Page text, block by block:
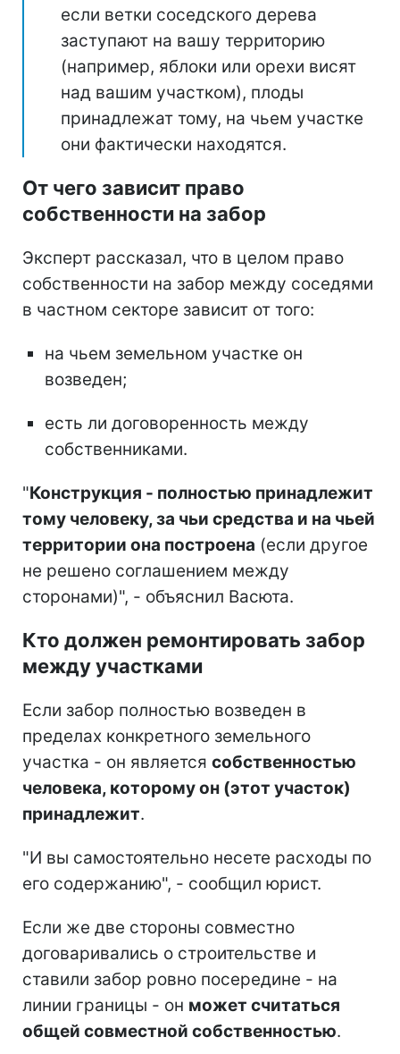
если ветки соседского дерева
заступают на вашу территорию
(например, яблоки или орехи висят
над вашим участком), плоды
принадлежат тому, на чьем участке
они фактически находятся.
От чего зависит право
собственности на забор
Эксперт рассказал, что в целом право
собственности на забор между соседями
в частном секторе зависит от того:
на чьем земельном участке он
возведен;
есть ли договоренность между
собственниками.
"Конструкция - полностью принадлежит
тому человеку, за чьи средства и на чьей
территории она построена (если другое
не решено соглашением между
сторонами)", - объяснил Васюта.
Кто должен ремонтировать забор
между участками
Если забор полностью возведен в
пределах конкретного земельного
участка - он является собственностью
человека, которому он (этот участок)
принадлежит.
"И вы самостоятельно несете расходы по
его содержанию", - сообщил юрист.
Если же две стороны совместно
договаривались о строительстве и
ставили забор ровно посередине - на
линии границы - он может считаться
общей совместной собственностью.